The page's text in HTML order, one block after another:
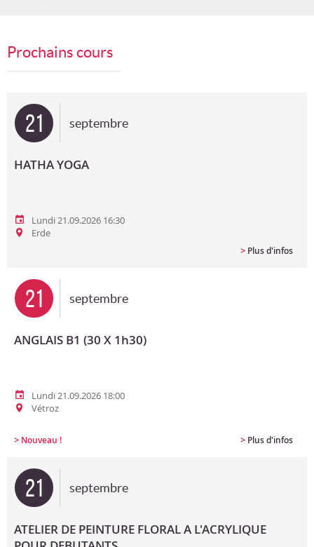
Suggestions
Programme en PDF
Prochains cours
21 septembre
HATHA YOGA
Lundi 21.09.2026 16:30
Erde
> Plus d'infos
21 septembre
ANGLAIS B1 (30 X 1h30)
Lundi 21.09.2026 18:00
Vétroz
> Nouveau ! > Plus d'infos
21 septembre
ATELIER DE PEINTURE FLORAL A L'ACRYLIQUE